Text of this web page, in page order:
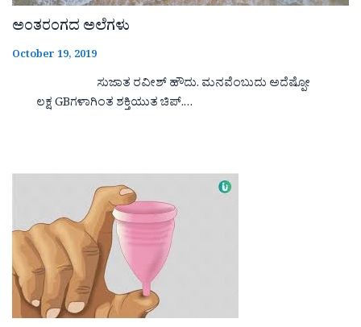
ಅಂತರಂಗದ ಅಲೆಗಳು
October 19, 2019
ಸುಜಾತ ರವೀಶ್ ಹೌದು. ಮನವೆಂಬುದು ಅದೆಷ್ಪೋ
ಲಕ್ಷ GBಗಳಾಗಿಂತ ಶಕ್ತಿಯುತ ಚಿಪ್.…